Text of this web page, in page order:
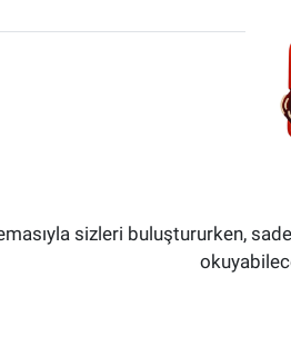
sizleri buluştururken,